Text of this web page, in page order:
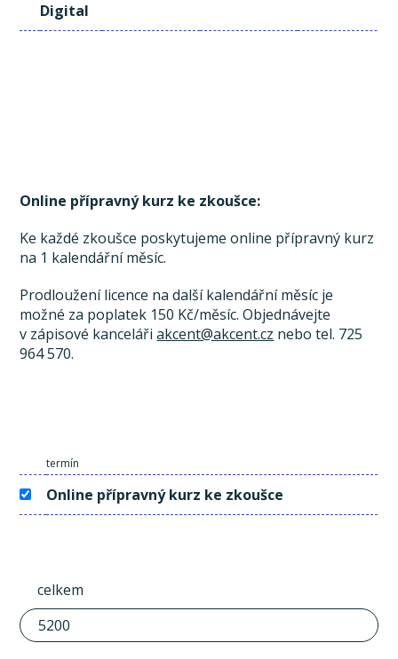
Digital
Online přípravný kurz ke zkoušce:
Ke každé zkoušce poskytujeme online přípravný kurz
na 1 kalendářní měsíc.
Prodloužení licence na další kalendářní měsíc je
možné za poplatek 150 Kč/měsíc. Objednávejte
v zápisové kancelářiakcent@akcent.cz nebo tel. 725
964 570.
termín
Online přípravný kurz ke zkoušce
celkem